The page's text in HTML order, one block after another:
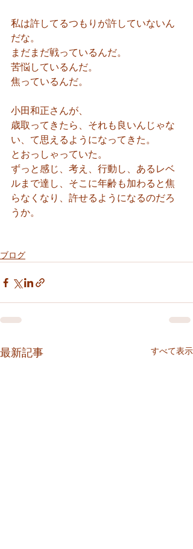
私は許してるつもりが許していないん
だな。
まだまだ戦っているんだ。
苦悩しているんだ。
焦っているんだ。
小田和正さんが、
歳取ってきたら、それも良いんじゃな
い、て思えるようになってきた。
とおっしゃっていた。
ずっと感じ、考え、行動し、あるレベ
ルまで達し、そこに年齢も加わると焦
らなくなり、許せるようになるのだろ
うか。
ブログ
最新記事 すべて表示